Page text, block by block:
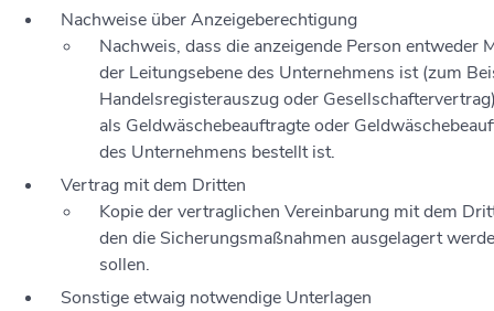
Nachweise über Anzeigeberechtigung
Nachweis, dass die anzeigende Person entweder
der Leitungsebene des Unternehmens ist (zum
Handelsregisterauszug oder
als Geldwäschebeauftragte oder
des Unternehmens bestellt ist.
Vertrag mit dem Dritten
Kopie der vertraglichen Vereinbarung mit dem
den die Sicherungsmaßnahmen ausgelagert
sollen.
Sonstige etwaig notwendige Unterlagen